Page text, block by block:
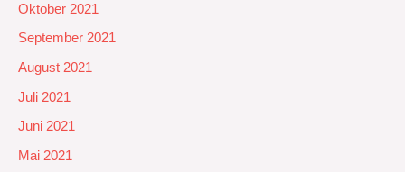
Oktober 2021
September 2021
August 2021
Juli 2021
Juni 2021
Mai 2021